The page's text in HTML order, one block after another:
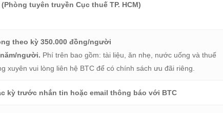
tuyên truyền Cục thuế TP. HCM)
theo kỳ 350.000 đồng/người
người. Phí trên bao gồm: tài liệu, ăn nhẹ, nước uống và thuế
xuyên vui lòng liên hệ BTC để có chính sách ưu đãi riêng.
kỳ trước nhắn tin hoặc email thông báo với BTC